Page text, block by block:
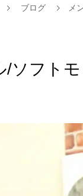
ブログ メ
/ソフト